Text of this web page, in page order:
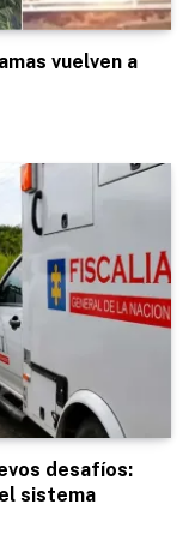
vuelven a
desafíos:
sistema